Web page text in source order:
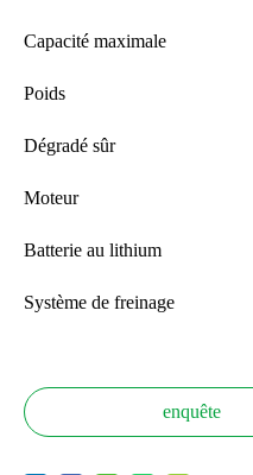
Capacité maximale
Poids
Dégradé sûr
Moteur
Batterie au lithium
Système de freinage
enquête